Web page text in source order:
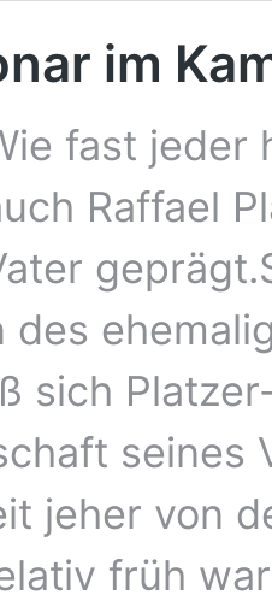
im
fast jeder
Raffael
des
sich
seines
jeher von
früh